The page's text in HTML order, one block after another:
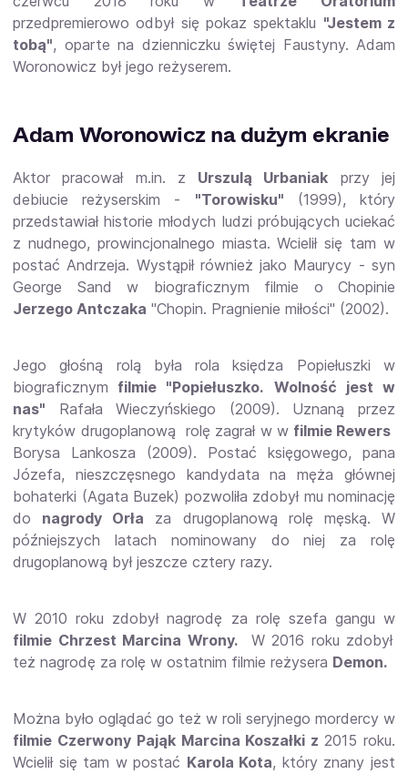
przedpremierowo odbył się pokaz spektaklu "Jestem z
tobą", oparte na dzienniczku świętej Faustyny. Adam
Woronowicz był jego reżyserem.
Adam Woronowicz na dużym ekranie
Aktor pracował m.in. z Urszulą Urbaniak przy jej
debiucie reżyserskim - "Torowisku" (1999), który
przedstawiał historie młodych ludzi próbujących uciekać
z nudnego, prowincjonalnego miasta. Wcielił się tam w
postać Andrzeja. Wystąpił również jako Maurycy - syn
George Sand w biograficznym filmie o Chopinie
Jerzego Antczaka "Chopin. Pragnienie miłości" (2002).
Jego głośną rolą była rola księdza Popiełuszki w
biograficznym filmie "Popiełuszko. Wolność jest w
nas" Rafała Wieczyńskiego (2009). Uznaną przez
krytyków drugoplanową rolę zagrał w w filmie Rewers
Borysa Lankosza (2009). Postać księgowego, pana
Józefa, nieszczęsnego kandydata na męża głównej
bohaterki (Agata Buzek) pozwoliła zdobył mu nominację
do nagrody Orła za drugoplanową rolę męską. W
późniejszych latach nominowany do niej za rolę
drugoplanową był jeszcze cztery razy.
W 2010 roku zdobył nagrodę za rolę szefa gangu w
filmie Chrzest Marcina Wrony.W 2016 roku zdobył
też nagrodę za rolę w ostatnim filmie reżysera Demon.
Można było oglądać go też w roli seryjnego mordercy w
filmie Czerwony Pająk Marcina Koszałki z2015 roku.
Wcielił się tam w postać Karola Kota, który znany jest